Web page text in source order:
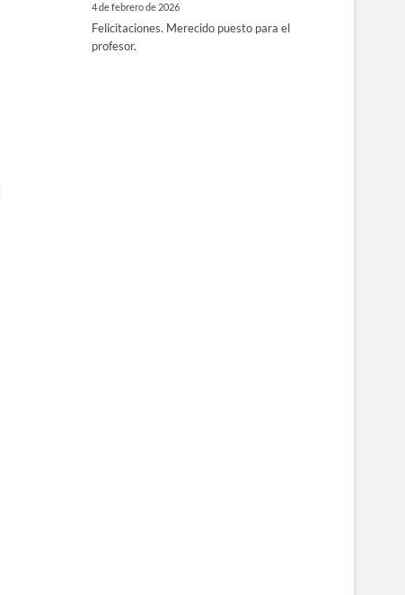
4 de febrero de 2026
Felicitaciones. Merecido puesto para el
profesor.